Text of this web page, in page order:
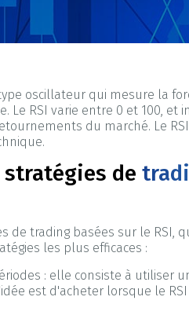
oscillateur qui mesure la
Le RSI varie entre 0 et 100,
du marché. Le
de
de trading basées sur le RSI,
les plus efficaces :
: elle consiste à utiliser
est d'acheter lorsque le